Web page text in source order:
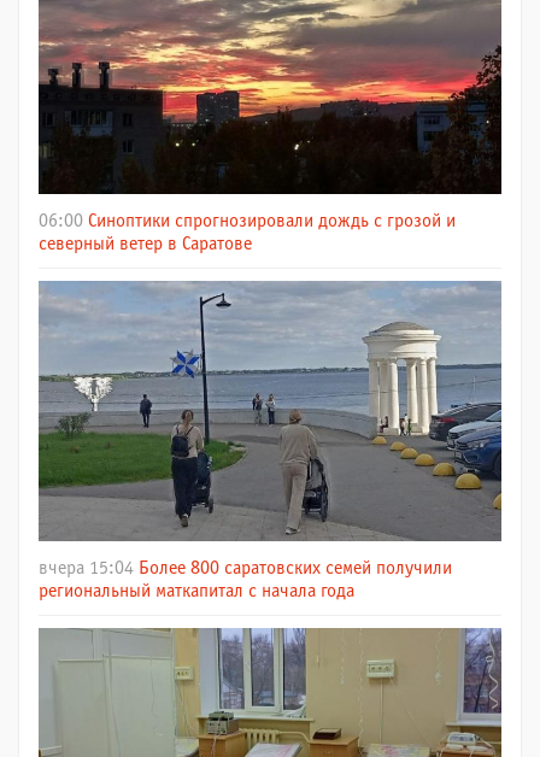
06:00 Синоптики спрогнозировали дождь с грозой и
северный ветер в Саратове
вчера 15:04 Более 800 саратовских семей получили
региональный маткапитал с начала года